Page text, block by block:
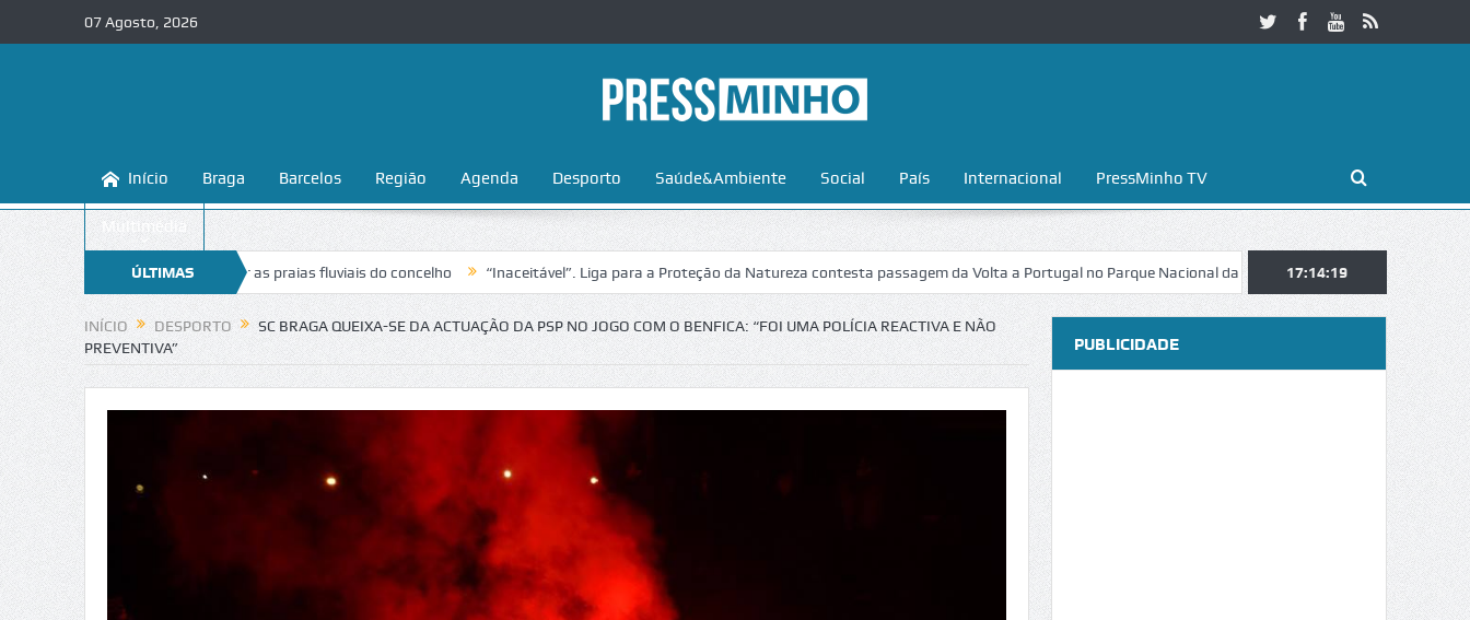
07 Agosto, 2026
Início Braga Barcelos Região Agenda Desporto Saúde&Ambiente Social País Internacional PressMinho TV
Multimédia
ÚLTIMAS
NOTÍCIAS
a conhecer e proteger as praias fluviais do concelho “Inaceitável”. Liga para a Proteção da Natureza contesta passagem da Volta a Portugal no Parque Nacional da Peneda-Gerês Esposende. Galaicofolia
17:14:20
INÍCIO DESPORTO
SC BRAGA QUEIXA-SE DA ACTUAÇÃO DA PSP NO JOGO COM O BENFICA: “FOI UMA POLÍCIA REACTIVA E NÃO
PREVENTIVA”
PUBLICIDADE